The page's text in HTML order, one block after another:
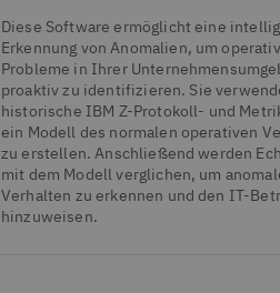
Diese Software ermöglicht eine
Erkennung von Anomalien, um
Probleme in Ihrer
proaktiv zu identifizieren. Sie
historische IBM Z-Protokoll- und
ein Modell des normalen operativen
zu erstellen. Anschließend werden
mit dem Modell verglichen, um
Verhalten zu erkennen und den IT-
hinzuweisen.